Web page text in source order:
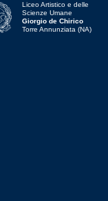
Liceo Artistico e delle
Scienze Umane
Giorgio de Chirico
Torre Annunziata (NA)